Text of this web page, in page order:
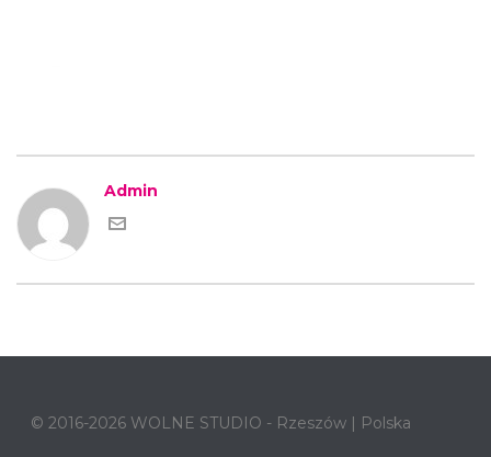
Admin
© 2016-2026 WOLNE STUDIO - Rzeszów | Polska